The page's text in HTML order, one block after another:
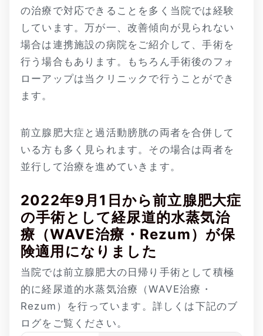
の治療で対応できることを多く当院では経験
しています。万が一、改善傾向が見られない
場合は連携施設の病院をご紹介して、手術を
行う場合もあります。もちろん手術後のフォ
ローアップは当クリニックで行うことができ
ます。
前立腺肥大症と過活動膀胱の両者を合併して
いる方も多く見られます。その場合は両者を
並行して治療を進めていきます。
2022年9月1日から前立腺肥大症
の手術として経尿道的水蒸気治
療（WAVE治療・Rezum）が保
険適用になりました
当院では前立腺肥大の日帰り手術として積極
的に経尿道的水蒸気治療（WAVE治療・
Rezum）を行っています。詳しくは下記のブ
ログをご覧ください。